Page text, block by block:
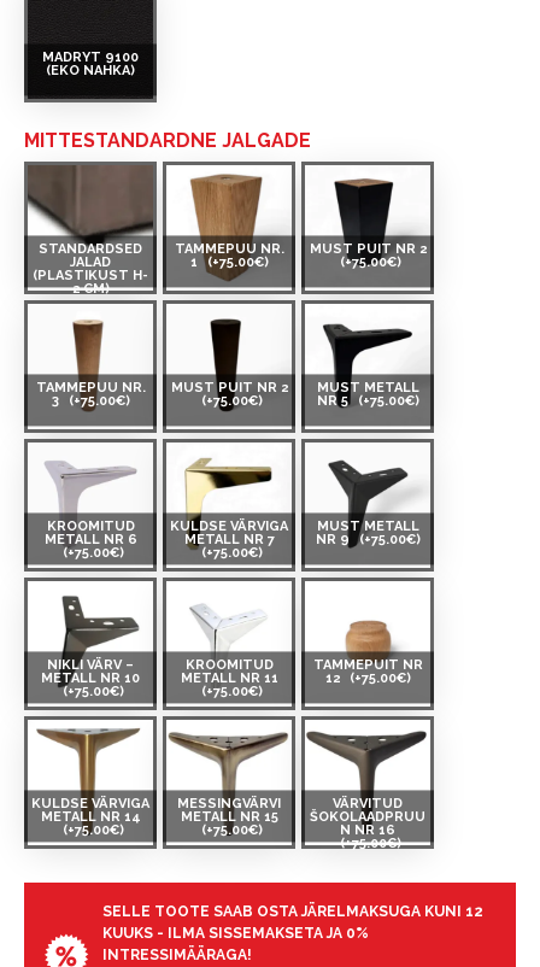
MADRYT 9100
(EKO NAHKA)
MITTESTANDARDNE JALGADE
STANDARDSED
JALAD
(PLASTIKUST H-
2 CM)
TAMMEPUU NR.
1
(+75.00€)
MUST PUIT NR 2
(+75.00€)
TAMMEPUU NR.
3
(+75.00€)
MUST PUIT NR 2
(+75.00€)
MUST METALL
NR 5 (+75.00€)
KROOMITUD
METALL NR 6
(+75.00€)
KULDSE VÄRVIGA
METALL NR 7
(+75.00€)
MUST METALL
NR 9
(+75.00€)
NIKLI VÄRV –
METALL NR 10
(+75.00€)
KROOMITUD
METALL NR 11
(+75.00€)
TAMMEPUIT NR
12
(+75.00€)
KULDSE VÄRVIGA
METALL NR 14
(+75.00€)
MESSINGVÄRVI
METALL NR 15
(+75.00€)
VÄRVITUD
ŠOKOLAADPRUU
N NR 16
(+75.00€)
SELLE TOOTE SAAB OSTA JÄRELMAKSUGA KUNI 12
KUUKS - ILMA SISSEMAKSETA JA 0%
INTRESSIMÄÄRAGA!